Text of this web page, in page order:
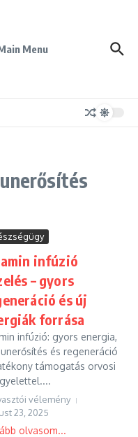
Menu
infúzió
– gyors
és új
forrása
infúzió: gyors energia,
és regeneráció
támogatás orvosi
vélemény
23, 2025
olvasom...